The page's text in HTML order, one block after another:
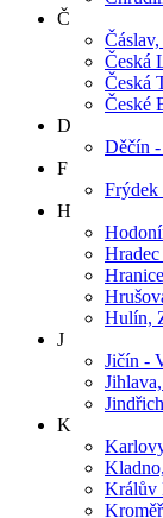
Č
Česká
Česká
České
D
Děčín -
F
H
Hulín,
J
Jičín -
K
Králův